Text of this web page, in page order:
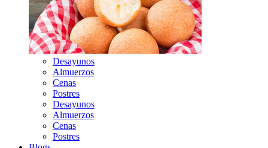
Desayunos
Almuerzos
Cenas
Postres
Desayunos
Almuerzos
Cenas
Postres